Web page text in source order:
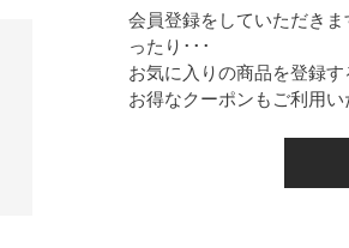
会員登録をしていただき
ったり･･･
お気に入りの商品を登録
お得なクーポンもご利用